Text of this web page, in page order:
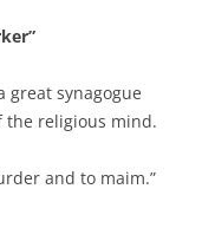
great synagogue
religious mind.
and to maim.”